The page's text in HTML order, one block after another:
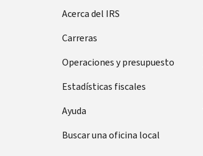
Acerca del IRS
Carreras
Operaciones y presupuesto
Estadísticas fiscales
Ayuda
Buscar una oficina local